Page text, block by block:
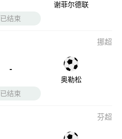
谢菲尔德联
已结束
挪超
-
奥勒松
已结束
芬超